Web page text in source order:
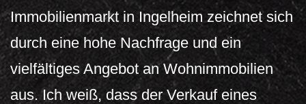
Immobilienmarkt in Ingelheim zeichnet sich
durch eine hohe Nachfrage und ein
vielfältiges Angebot an Wohnimmobilien
aus. Ich weiß, dass der Verkauf eines